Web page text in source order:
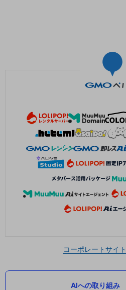
コーポレートサイト
AIへの取り組み